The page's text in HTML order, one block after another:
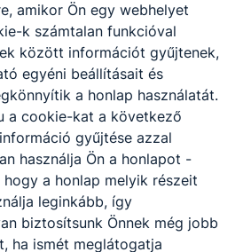
is érdekel.
logikus gondolkodási és
ügyfélközpontú
gondolkodás,
RENDELKEZŐ
kezel, üzemeltet;
amikor Ön egy webhelyet
k számtalan funkcióval
között információt gyűjtenek,
egyéni beállításait és
a honlap használatát.
a cookie-kat a következő
gyűjtése azzal
használja Ön a honlapot -
hogy a honlap melyik részeit
leginkább, így
biztosítsunk Önnek még jobb
ha ismét meglátogatja